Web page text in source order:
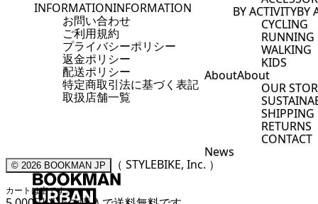
BY ACTIVITYBY
CYCLING
RUNNING
WALKING
KIDS
AboutAbout
OUR
SHIPPING
RETURNS
CONTACT
News
Open Cart
Open Menu
INFORMATIONINFORMATION
お問い合わせ
ご利用規約
プライバシーポリシー
返金ポリシー
配送ポリシー
特定商取引法に基づく表記
取扱店舗一覧
Close Cart
カートは空です。
© 2026 BOOKMAN JP （ STYLEBIKE, Inc. ）